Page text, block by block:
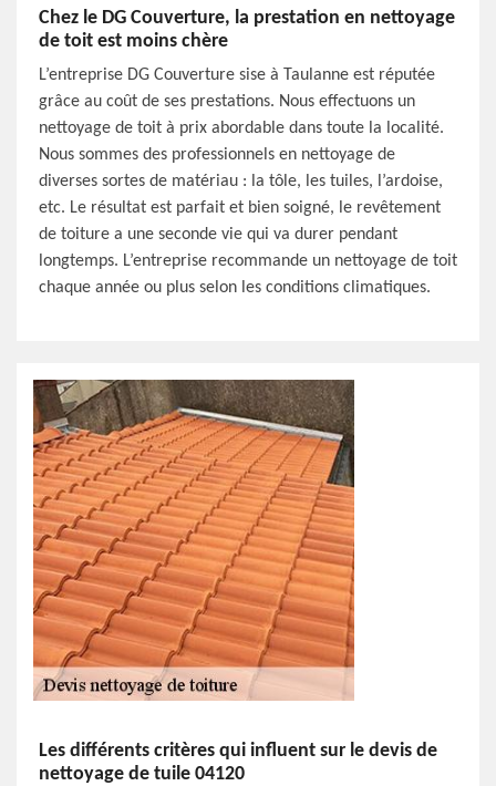
Chez le DG Couverture, la prestation en nettoyage
de toit est moins chère
L’entreprise DG Couverture sise à Taulanne est réputée
grâce au coût de ses prestations. Nous effectuons un
nettoyage de toit à prix abordable dans toute la localité.
Nous sommes des professionnels en nettoyage de
diverses sortes de matériau : la tôle, les tuiles, l’ardoise,
etc. Le résultat est parfait et bien soigné, le revêtement
de toiture a une seconde vie qui va durer pendant
longtemps. L’entreprise recommande un nettoyage de toit
chaque année ou plus selon les conditions climatiques.
Les différents critères qui influent sur le devis de
nettoyage de tuile 04120